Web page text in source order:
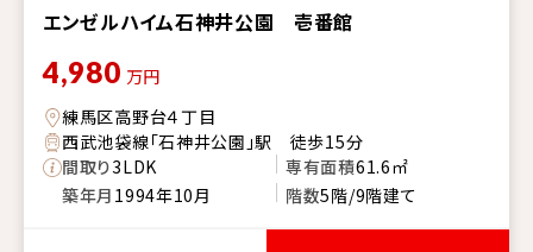
エンゼルハイム石神井公園 壱番館
4,980 万円
練馬区高野台４丁目
西武池袋線「石神井公園」駅 徒歩15分
間取り3LDK 専有面積61.6㎡
築年月 1994年10月 階数5階/9階建て